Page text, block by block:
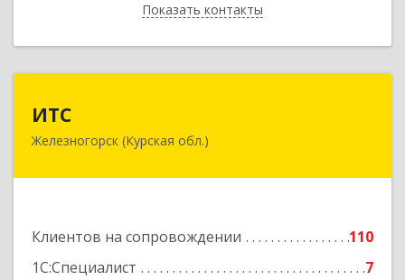
Показать контакты
Назад
ИТС
Железногорск (Курская обл.)
Клиентов на сопровождении
110
1С:Специалист
7
307178, Курская обл, Железногорск г,